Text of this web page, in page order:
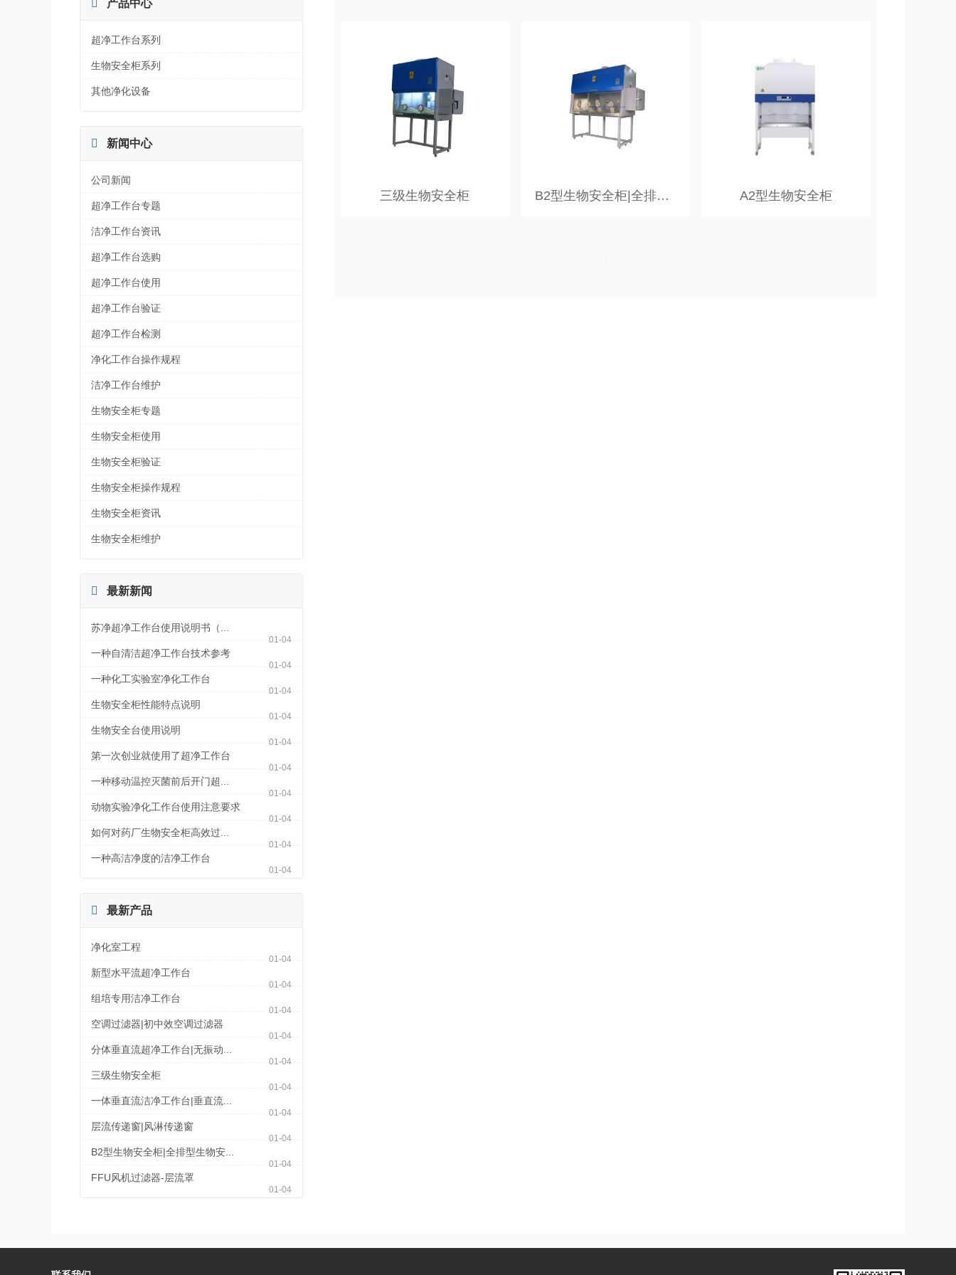
产品中心
超净工作台系列
生物安全柜系列
其他净化设备
 新闻中心
公司新闻
超净工作台专题
洁净工作台资讯
超净工作台选购
超净工作台使用
超净工作台验证
超净工作台检测
净化工作台操作规程
洁净工作台维护
生物安全柜专题
生物安全柜使用
生物安全柜验证
生物安全柜操作规程
生物安全柜资讯
生物安全柜维护
 最新新闻
苏净超净工作台使用说明书（...
01-04
一种自清洁超净工作台技术参考
01-04
一种化工实验室净化工作台
01-04
生物安全柜性能特点说明
01-04
生物安全台使用说明
01-04
第一次创业就使用了超净工作台
01-04
一种移动温控灭菌前后开门超...
01-04
动物实验净化工作台使用注意要求
01-04
如何对药厂生物安全柜高效过...
01-04
一种高洁净度的洁净工作台
01-04
 最新产品
净化室工程
01-04
新型水平流超净工作台
01-04
组培专用洁净工作台
01-04
空调过滤器|初中效空调过滤器
01-04
分体垂直流超净工作台|无振动...
01-04
三级生物安全柜
01-04
一体垂直流洁净工作台|垂直流...
01-04
层流传递窗|风淋传递窗
01-04
B2型生物安全柜|全排型生物安...
01-04
FFU风机过滤器-层流罩
01-04
+
view more
三级生物安全柜
+
view more
B2型生物安全柜|全排型生物安全柜
+
view more
A2型生物安全柜